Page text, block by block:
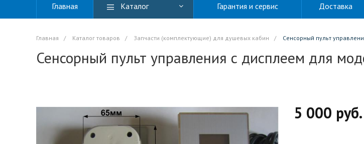
Главная Каталог Гарантия и сервис Доставка
Главная / Каталог товаров / Запчасти (комплектующие) для душевых кабин / Сенсорный пульт
Сенсорный пульт управления с дисплеем для
5 000 руб.